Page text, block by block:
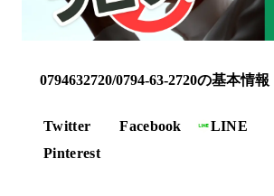
0794632720/0794-63-2720の基本情報
Twitter Facebook LINE
Pinterest